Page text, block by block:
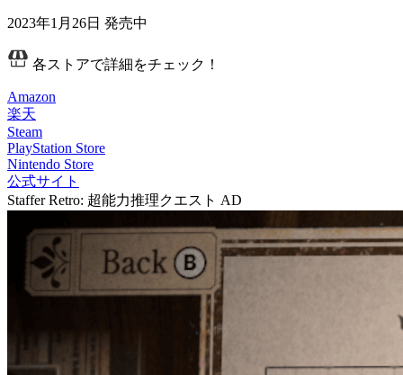
2023年1月26日 発売中
各ストアで詳細をチェック！
Amazon
楽天
Steam
PlayStation Store
Nintendo Store
公式サイト
Staffer Retro: 超能力推理クエスト AD